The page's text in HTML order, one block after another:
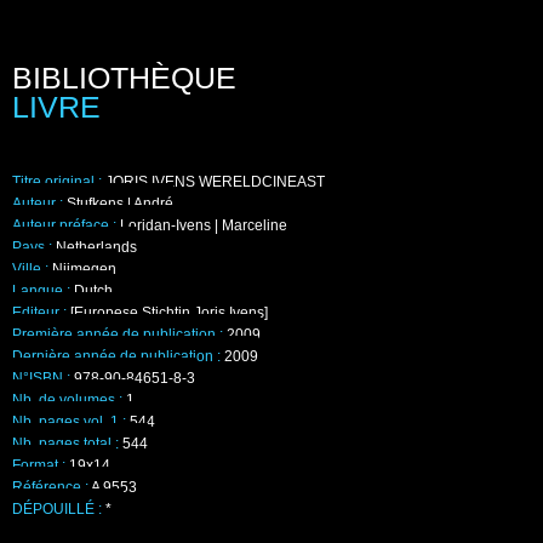
BIBLIOTHÈQUE
LIVRE
Titre original : JORIS IVENS WERELDCINEAST
Auteur : Stufkens | André
Auteur préface : Loridan-Ivens | Marceline
Pays : Netherlands
Ville : Nijmegen
Langue : Dutch
Editeur : [Europese Stichtin Joris Ivens]
Première année de publication : 2009
Dernière année de publication : 2009
N°ISBN : 978-90-84651-8-3
Nb. de volumes : 1
Nb. pages vol. 1 : 544
Nb. pages total : 544
Format : 19x14
Référence : A 9553
DÉPOUILLÉ : *